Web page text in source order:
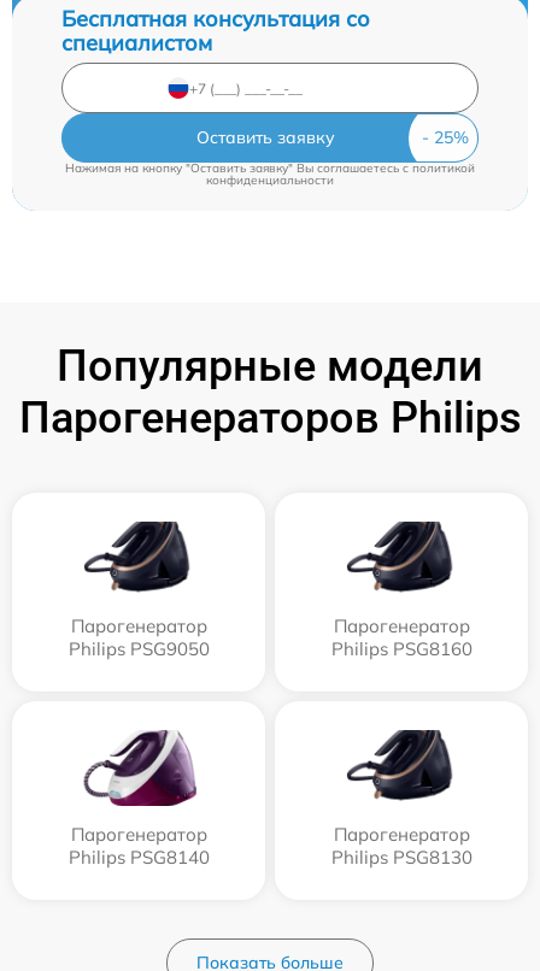
Бесплатная консультация со
специалистом
Оставить заявку
Нажимая на кнопку "Оставить заявку" Вы соглашаетесь c политикой
конфиденциальности
Популярные модели
Парогенераторов Philips
Парогенератор
Philips PSG9050
Парогенератор
Philips PSG8160
Парогенератор
Philips PSG8140
Парогенератор
Philips PSG8130
Показать больше